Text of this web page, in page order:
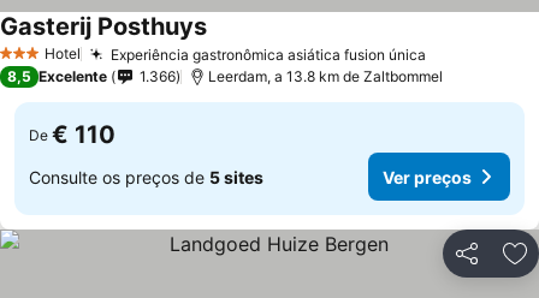
3 EstrelasHotel Experiência gastronômica asiática fusion única
Gasterij Posthuys
8,5 Excelente 1.366 Leerdam, a 13.8 km de Zaltbommel
De € 110
Consulte os preços de 5 sites Ver preços
Partilhar